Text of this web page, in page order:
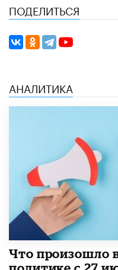
ПОДЕЛИТЬСЯ
АНАЛИТИКА
​Что произошло